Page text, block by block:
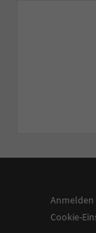
Anmelden
Cookie-